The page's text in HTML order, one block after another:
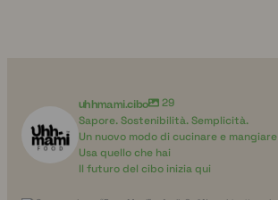
uhhmami.cibo
29
Sapore. Sostenibilità. Semplicità.
Un nuovo modo di cucinare e mangiare
Usa quello che hai
Il futuro del cibo inizia qui